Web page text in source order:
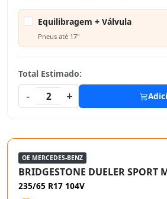
Equilibragem + Válvula
Pneus até 17"
Total Estimado:
-
2 +
OE MERCEDES-BENZ
BRIDGESTONE DUELER SPORT
235/65 R17 104V